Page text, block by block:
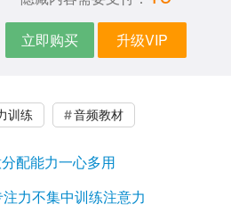
立即购买 升级VIP
训练 音频教材
配能力一心多用
力不集中训练注意力